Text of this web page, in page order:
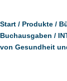
Start / Produkte /
Buchausgaben /
von Gesundheit